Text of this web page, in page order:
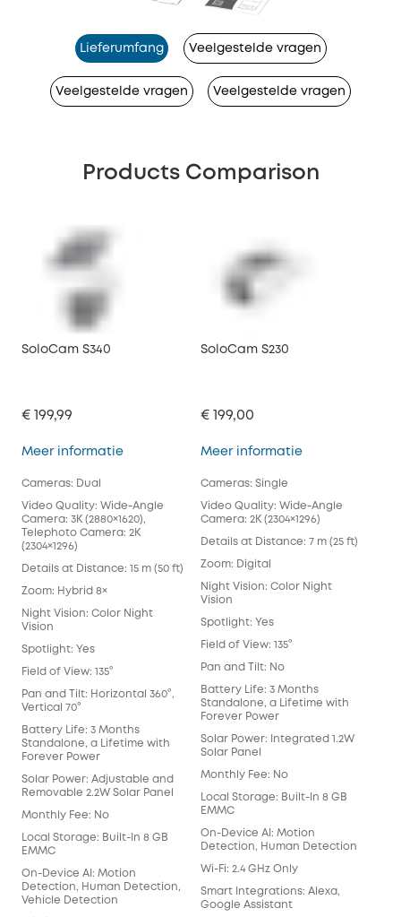
Lieferumfang Veelgestelde vragen
Veelgestelde vragen Veelgestelde vragen
Products Comparison
SoloCam S340
€ 199,99
Meer informatieSoloCam S340
Cameras: Dual
Video Quality: Wide-Angle
Camera: 3K (2880×1620),
Telephoto Camera: 2K
(2304×1296)
Details at Distance: 15 m (50 ft)
Zoom: Hybrid 8×
Night Vision: Color Night
Vision
Spotlight: Yes
Field of View: 135°
Pan and Tilt: Horizontal 360°,
Vertical 70°
Battery Life: 3 Months
Standalone, a Lifetime with
Forever Power
Solar Power: Adjustable and
Removable 2.2W Solar Panel
Monthly Fee: No
Local Storage: Built-In 8 GB
EMMC
On-Device AI: Motion
Detection, Human Detection,
Vehicle Detection
SoloCam S230
€ 199,00
Meer informatieSoloCam S230
Cameras: Single
Video Quality: Wide-Angle
Camera: 2K (2304×1296)
Details at Distance: 7 m (25 ft)
Zoom: Digital
Night Vision: Color Night
Vision
Spotlight: Yes
Field of View: 135°
Pan and Tilt: No
Battery Life: 3 Months
Standalone, a Lifetime with
Forever Power
Solar Power: Integrated 1.2W
Solar Panel
Monthly Fee: No
Local Storage: Built-In 8 GB
EMMC
On-Device AI: Motion
Detection, Human Detection
Wi-Fi: 2.4 GHz Only
Smart Integrations: Alexa,
Google Assistant